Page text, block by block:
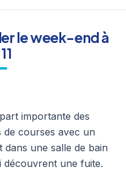
le week-end à
importante des
courses avec un
une salle de bain
découvrent une fuite.